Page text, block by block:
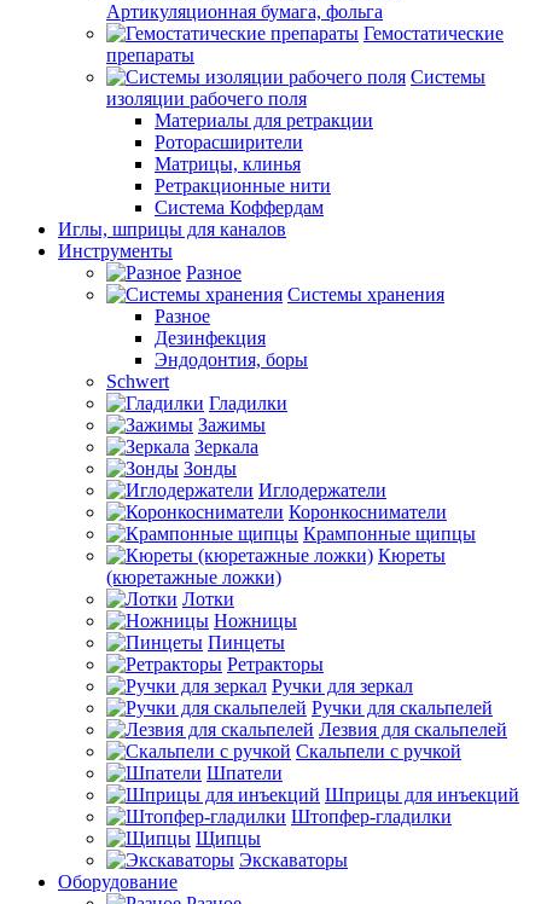
Артикуляционная бумага, фольга
Гемостатические
препараты
Системы
изоляции рабочего поля
Материалы для ретракции
Роторасширители
Матрицы, клинья
Ретракционные нити
Система Коффердам
Иглы, шприцы для каналов
Инструменты
Разное
Системы хранения
Разное
Дезинфекция
Эндодонтия, боры
Schwert
Гладилки
Зажимы
Зеркала
Зонды
Иглодержатели
Коронкосниматели
Крампонные щипцы
Кюреты
(кюретажные ложки)
Лотки
Ножницы
Пинцеты
Ретракторы
Ручки для зеркал
Ручки для скальпелей
Лезвия для скальпелей
Скальпели с ручкой
Шпатели
Шприцы для инъекций
Штопфер-гладилки
Щипцы
Экскаваторы
Оборудование